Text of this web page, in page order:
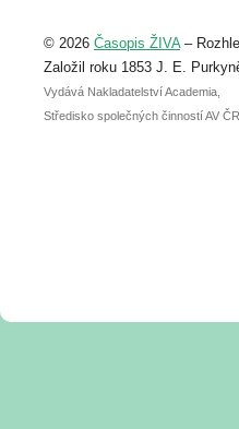
abstraktu přihlášené
posteru je už 30. června.
© 2026 Časopis ŽIVA–
Založil roku 1853 J. E.
Vydává Nakladatelství Academia,
Středisko společných činností AV